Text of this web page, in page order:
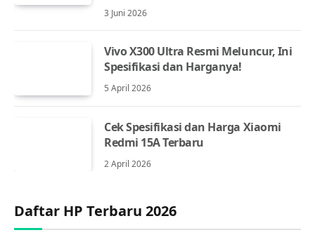
3 Juni 2026
Vivo X300 Ultra Resmi Meluncur, Ini
Spesifikasi dan Harganya!
5 April 2026
Cek Spesifikasi dan Harga Xiaomi
Redmi 15A Terbaru
2 April 2026
Daftar HP Terbaru 2026